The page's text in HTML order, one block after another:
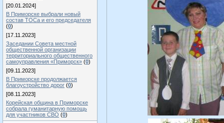
[20.01.2024]
В Приморске выбрали новый
состав ТОСа и его председателя
(0)
[17.11.2023]
Заседании Совета местной
общественной организации
территориального общественного
самоуправления «Приморск» (0)
[09.11.2023]
В Приморске продолжается
благоустройство дорог (0)
[08.11.2023]
Корейская община в Приморске
собрала гуманитарную помощь
для участников СВО (0)